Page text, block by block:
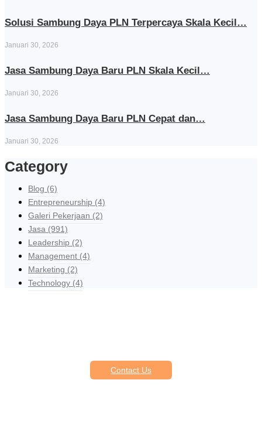
Solusi Sambung Daya PLN Terpercaya Skala Kecil…
Januari 30, 2026
Jasa Sambung Daya Baru PLN Skala Kecil…
Januari 30, 2026
Jasa Sambung Daya Baru PLN Cepat dan…
Januari 30, 2026
Category
Blog (6)
Entrepreneurship (4)
Galeri Pekerjaan (2)
Jasa (991)
Leadership (2)
Management (4)
Marketing (2)
Technology (4)
Contact Us